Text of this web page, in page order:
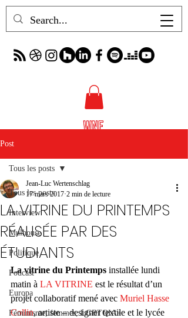
Post
Tous les posts
Interview
Mulhouse
Politique
Podcast
Europa
Féminisme, femmes, LGBTQIA+
Tous les posts
LA VITRINE DU PRINTEMPS
RÉALISÉE PAR DES
ÉTUDIANTS
Jean-Luc Wertenschlag
17 mars 2017 2 min de lecture
La vitrine du Printemps installée lundi
matin à LA VITRINE est le résultat d’un
projet collaboratif mené avec Muriel Hasse
Collin, artiste – designer textile et le lycée